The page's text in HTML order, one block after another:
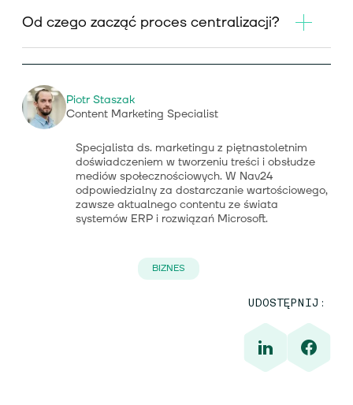
Od czego zacząć proces centralizacji?
Piotr Staszak
Content Marketing Specialist
Specjalista ds. marketingu z piętnastoletnim
doświadczeniem w tworzeniu treści i obsłudze
mediów społecznościowych. W Nav24
odpowiedzialny za dostarczanie wartościowego,
zawsze aktualnego contentu ze świata
systemów ERP i rozwiązań Microsoft.
BIZNES
UDOSTĘPNIJ: